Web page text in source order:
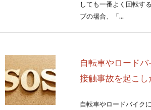
しても一番よく回転す
ブの場合、「...
自転車やロード
接触事故を起こし
自転車やロードバイク